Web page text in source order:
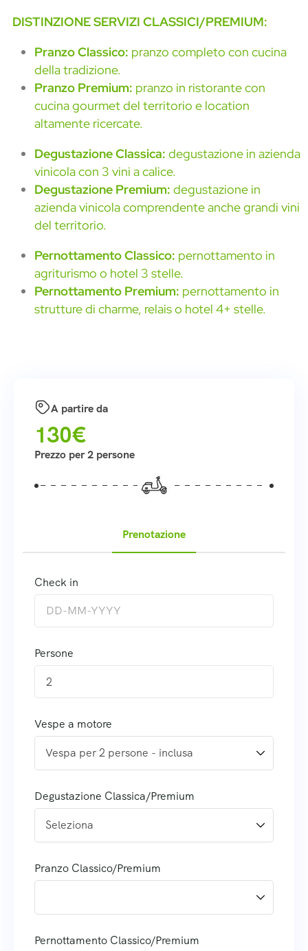
DISTINZIONE SERVIZI CLASSICI/PREMIUM:
Pranzo Classico: pranzo completo con cucina
della tradizione.
Pranzo Premium: pranzo in ristorante con
cucina gourmet del territorio e location
altamente ricercate.
Degustazione Classica: degustazione in azienda
vinicola con 3 vini a calice.
Degustazione Premium: degustazione in
azienda vinicola comprendente anche grandi vini
del territorio.
Pernottamento Classico: pernottamento in
agriturismo o hotel 3 stelle.
Pernottamento Premium: pernottamento in
strutture di charme, relais o hotel 4+ stelle.
A partire da
130€
Prezzo per 2 persone
Prenotazione
Check in
Persone
2
Vespe a motore
Degustazione Classica/Premium
Pranzo Classico/Premium
Pernottamento Classico/Premium